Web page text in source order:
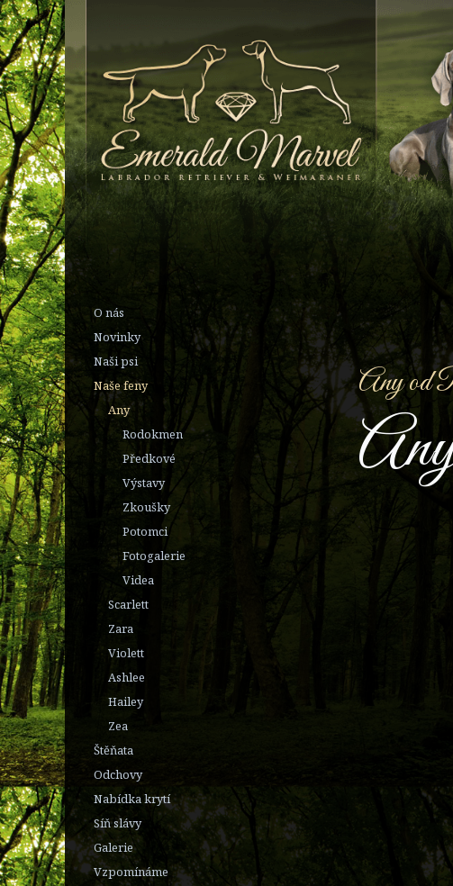
O nás
Novinky
Naši psi
Naše feny
Any
Rodokmen
Předkové
Výstavy
Zkoušky
Potomci
Fotogalerie
Videa
Scarlett
Zara
Violett
Ashlee
Hailey
Zea
Štěňata
Odchovy
Nabídka krytí
Síň slávy
Galerie
Vzpomínáme
Any od